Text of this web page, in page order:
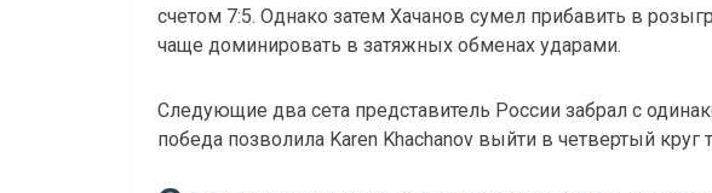
счетом 7:5. Однако затем Хачанов сумел прибавить в
чаще доминировать в затяжных обменах ударами.
Следующие два сета представитель России забрал с
победа позволила Karen Khachanov выйти в четвертый круг